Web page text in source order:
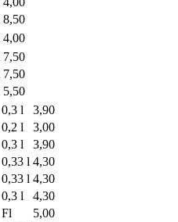
8,50
4,00
7,50
7,50
5,50
0,3 l
3,90
0,2 l
3,00
0,3 l
3,90
0,33 l 4,30
0,33 l 4,30
0,3 l
4,30
Fl
5,00